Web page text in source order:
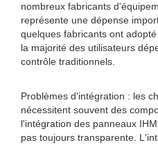
nombreux fabricants
représente une dépense
quelques fabricants ont
la majorité des utilisateurs
contrôle traditionnels.
Problèmes d'intégration : les
nécessitent souvent des
l'intégration des panneaux
pas toujours transparente.